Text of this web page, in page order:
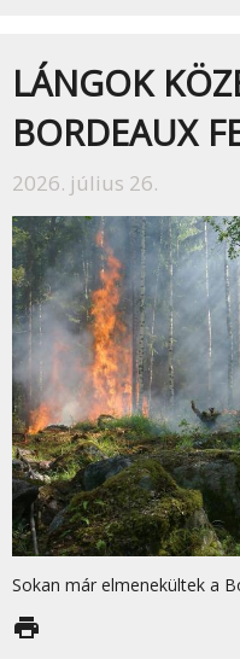
LÁNGOK
BORDEAUX
2026. július 26.
Sokan már elmenekültek a
print